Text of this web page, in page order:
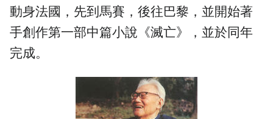
動身法國，先到馬賽，後往巴黎，並開始著
手創作第一部中篇小說《滅亡》，並於同年
完成。